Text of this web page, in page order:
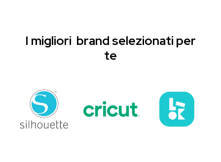
I migliori brand selezionati per
te